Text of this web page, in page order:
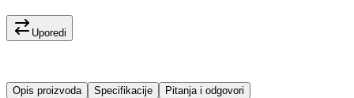
Uporedi
Opis proizvoda Specifikacije Pitanja i odgovori